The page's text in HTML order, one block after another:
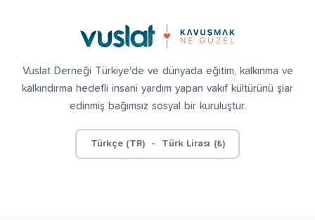
Vuslat Derneği Türkiye'de ve dünyada eğitim, kalkınma ve
kalkındırma hedefli insani yardım yapan vakıf kültürünü şiar
edinmiş bağımsız sosyal bir kuruluştur.
Türkçe (TR) - Türk Lirası (₺)